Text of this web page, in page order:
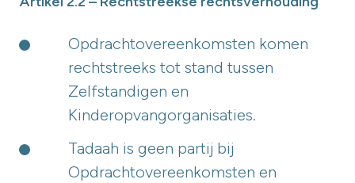
Opdrachtovereenkomsten komen
rechtstreeks tot stand tussen
Zelfstandigen en
Kinderopvangorganisaties.
Tadaah is geen partij bij
Opdrachtovereenkomsten en